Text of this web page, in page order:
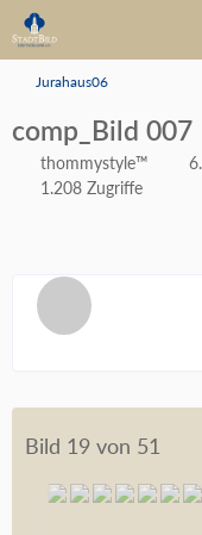
Jurahaus06
comp_Bild 007
thommystyle™
1.208 Zugriffe
Bild 19 von 51